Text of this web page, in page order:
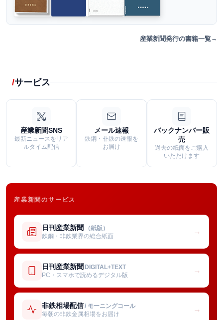
産業新聞発行の書籍一覧
サービス
産業新聞SNS
最新ニュースをリア
ルタイム配信
メール速報
鉄鋼・非鉄の速報を
お届け
バックナンバー販
売
過去の紙面をご購入
いただけます
産業新聞のサービス
日刊産業新聞 （紙版）
鉄鋼・非鉄業界の総合紙面
→
日刊産業新聞 DIGITAL+TEXT
PC・スマホで読めるデジタル版
→
非鉄相場配信/ モーニングコール
毎朝の非鉄金属相場をお届け
→